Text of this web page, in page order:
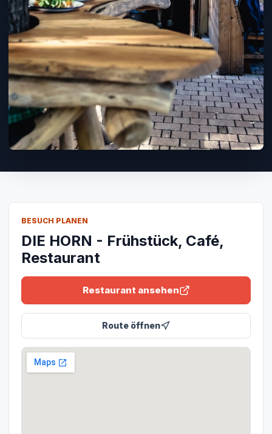
BESUCH PLANEN
DIE HORN - Frühstück, Café,
Restaurant
Restaurant ansehen
Route öffnen